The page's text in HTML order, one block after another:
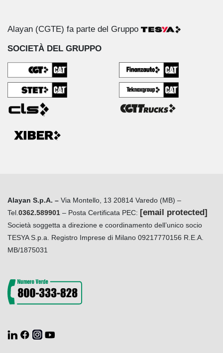
Alayan (CGTE) fa parte del Gruppo
SOCIETÀ DEL GRUPPO
Alayan S.p.A. – Via Montello, 13 20814 Varedo (MB) –
Tel.0362.589901 – Posta Certificata PEC: [email protected]
Società soggetta a direzione e coordinamento dell’unico socio
TESYA S.p.a. Registro Imprese di Milano 09217770156 R.E.A.
MB/1875031